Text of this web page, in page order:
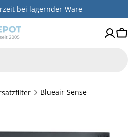
bei lagernder Ware
Blueair Sense